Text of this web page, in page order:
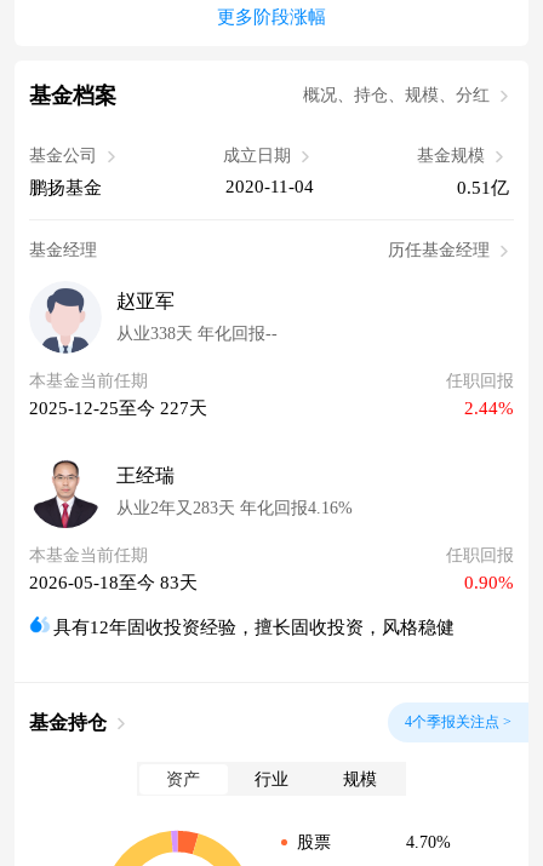
更多阶段涨幅
基金档案 概况、持仓、规模、分红
基金公司
鹏扬基金
成立日期
2020-11-04
基金规模
0.51亿
基金经理 历任基金经理
赵亚军
从业338天 年化回报--
本基金当前任期
2025-12-25至今 227天
任职回报
2.44%
王经瑞
从业2年又283天 年化回报4.16%
本基金当前任期
2026-05-18至今 83天
任职回报
0.90%
具有12年固收投资经验，擅长固收投资，风格稳健
基金持仓 4个季报关注点 >
资产 行业 规模
股票
4.70%